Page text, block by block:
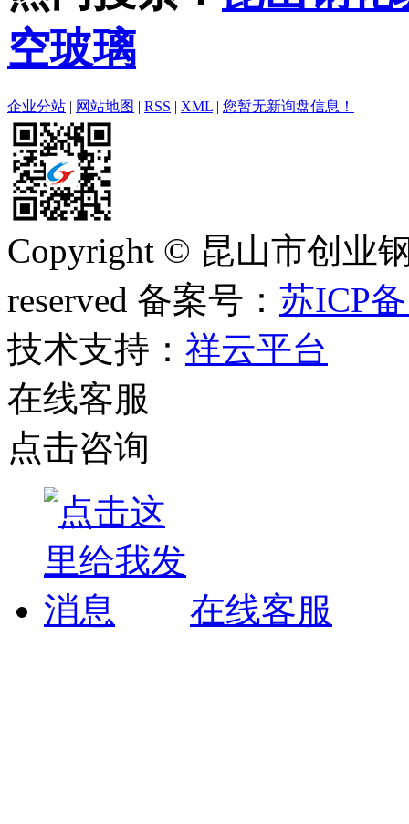
空玻璃
企业分站 | 网站地图 | RSS | XML | 您暂无新询盘信息！
Copyright © 昆山市创业
reserved 备案号： 苏ICP
技术支持： 祥云平台
在线客服
点击咨询
在线客服